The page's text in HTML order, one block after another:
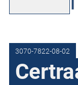
3070-7822-08-02